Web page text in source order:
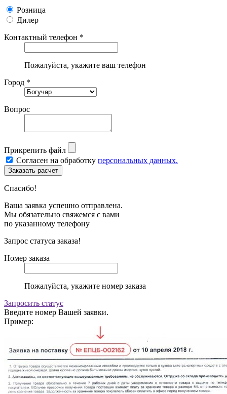
Розница
Дилер
Контактный телефон *
Пожалуйста, укажите ваш телефон
Город *
Вопрос
Прикрепить файл
Согласен на обработку персональных данных.
Спасибо!
Ваша заявка успешно отправлена.
Мы обязательно свяжемся с вами
по указанному телефону
Запрос статуса заказа!
Номер заказа
Пожалуйста, укажите номер заказа
Запросить статус
Введите номер Вашей заявки.
Пример: